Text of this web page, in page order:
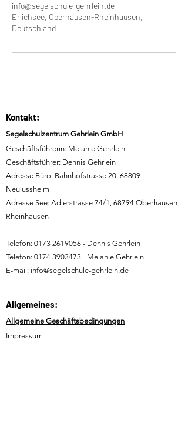
info@segelschule-gehrlein.de
Erlichsee, Oberhausen-Rheinhausen,
Deutschland
Kontakt:
Segelschulzentrum Gehrlein GmbH
Geschäftsführerin: Melanie Gehrlein
Geschäftsführer: Dennis Gehrlein
Adresse Büro: Bahnhofstrasse 20, 68809
Neulussheim
Adresse See: Adlerstrasse 74/1, 68794 Oberhausen-
Rheinhausen
Telefon: 0173 2619056 - Dennis Gehrlein
Telefon: 0174 3903473 - Melanie Gehrlein
E-mail: info@segelschule-gehrlein.de
Allgemeines:
Allgemeine Geschäftsbedingungen
Impressum